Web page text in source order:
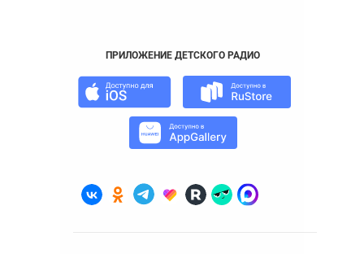
ПРИЛОЖЕНИЕ ДЕТСКОГО РАДИО